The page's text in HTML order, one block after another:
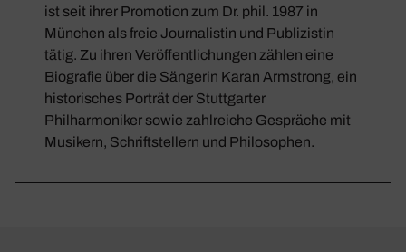
ist seit ihrer Promotion zum Dr. phil. 1987 in
München als freie Journalistin und Publizistin
tätig. Zu ihren Veröffentlichungen zählen eine
Biografie über die Sängerin Karan Armstrong, ein
historisches Porträt der Stuttgarter
Philharmoniker sowie zahlreiche Gespräche mit
Musikern, Schriftstellern und Philosophen.